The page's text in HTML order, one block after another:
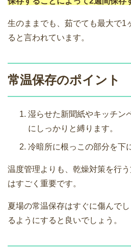
生のままでも、茹でても最大で1
ると言われています。
常温保存のポイント
湿らせた新聞紙やキッチン
にしっかりと縛ります。
冷暗所に根っこの部分を下
温度管理よりも、乾燥対策を行
はすごく重要です。
夏場の常温保存はすぐに傷んで
るようにすると良いでしょう。